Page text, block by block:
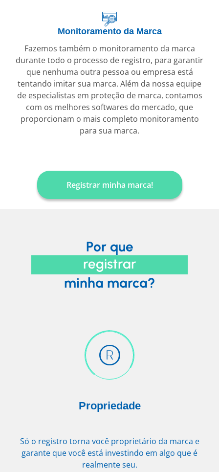
Monitoramento da Marca
Fazemos também o monitoramento da marca
durante todo o processo de registro, para garantir
que nenhuma outra pessoa ou empresa está
tentando imitar sua marca. Além da nossa equipe
de especialistas em proteção de marca, contamos
com os melhores softwares do mercado, que
proporcionam o mais completo monitoramento
para sua marca.
Registrar minha marca!
Por que
registrar
minha marca?
Propriedade
Só o registro torna você proprietário da marca e
garante que você está investindo em algo que é
realmente seu.